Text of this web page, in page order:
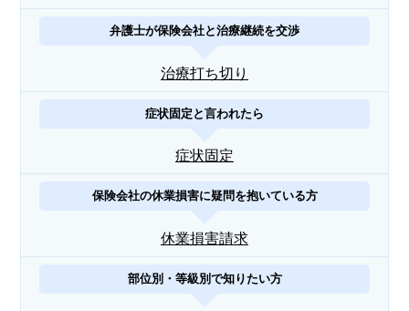
弁護士が保険会社と治療継続を交渉
治療打ち切り
症状固定と言われたら
症状固定
保険会社の休業損害に疑問を抱いている方
休業損害請求
部位別・等級別で知りたい方